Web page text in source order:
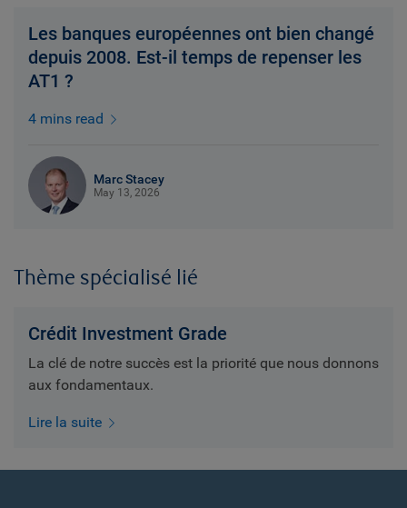
Les banques européennes ont bien changé
depuis 2008. Est-il temps de repenser les
AT1 ?
4 mins read
Marc Stacey
May 13, 2026
Thème spécialisé lié
Crédit Investment Grade
La clé de notre succès est la priorité que nous donnons
aux fondamentaux.
Lire la suite